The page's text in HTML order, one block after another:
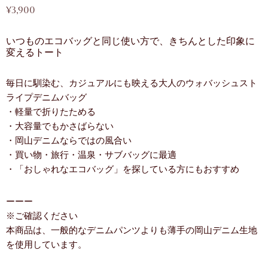
¥3,900
いつものエコバッグと同じ使い方で、きちんとした印象に
変えるトート
毎日に馴染む、カジュアルにも映える大人のウォバッシュスト
ライプデニムバッグ
・軽量で折りたためる
・大容量でもかさばらない
・岡山デニムならではの風合い
・買い物・旅行・温泉・サブバッグに最適
・「おしゃれなエコバッグ」を探している方にもおすすめ
ーーー
※ご確認ください
本商品は、一般的なデニムパンツよりも薄手の岡山デニム生地
を使用しています。